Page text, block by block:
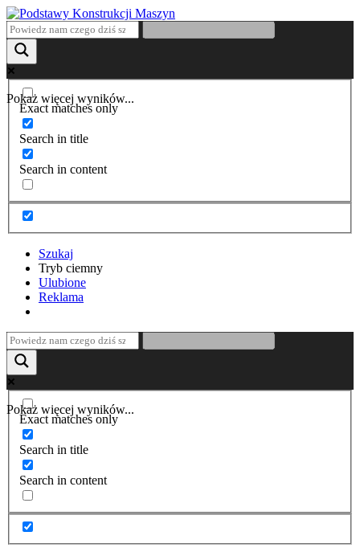
Pokaż więcej wyników...
Exact matches only
Search in title
Search in content
Szukaj
Tryb ciemny
Ulubione
Reklama
Pokaż więcej wyników...
Exact matches only
Search in title
Search in content